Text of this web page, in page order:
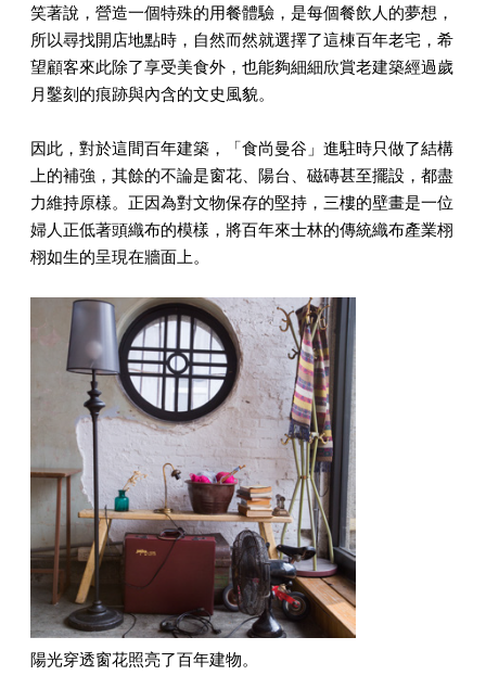
笑著說，營造一個特殊的用餐體驗，是每個餐飲人的夢想，
所以尋找開店地點時，自然而然就選擇了這棟百年老宅，希
望顧客來此除了享受美食外，也能夠細細欣賞老建築經過歲
月鑿刻的痕跡與內含的文史風貌。
因此，對於這間百年建築，「食尚曼谷」進駐時只做了結構
上的補強，其餘的不論是窗花、陽台、磁磚甚至擺設，都盡
力維持原樣。正因為對文物保存的堅持，三樓的壁畫是一位
婦人正低著頭織布的模樣，將百年來士林的傳統織布產業栩
栩如生的呈現在牆面上。
陽光穿透窗花照亮了百年建物。